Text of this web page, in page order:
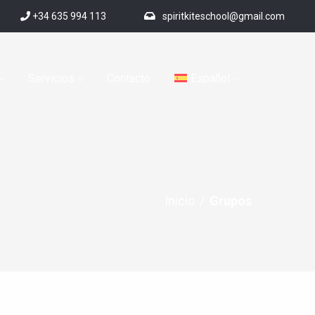
+34 635 994 113 spiritkiteschool@gmail.com